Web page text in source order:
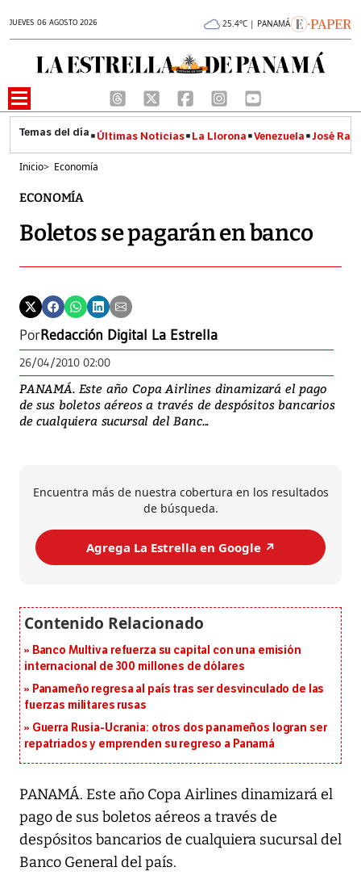
JUEVES 06 AGOSTO 2026 25.4°C | PANAMÁ
Últimas Noticias La Llorona Venezuela José
Inicio> Economía
ECONOMÍA
Boletos se pagarán en banco
PorRedacción Digital La Estrella
26/04/2010 02:00
PANAMÁ. Este año Copa Airlines dinamizará el pago
de sus boletos aéreos a través de despósitos bancarios
de cualquiera sucursal del Banc...
Encuentra más de nuestra cobertura en los resultados
de búsqueda.
Agrega La Estrella en Google ↗️
Banco Multiva refuerza su capital con una emisión
internacional de 300 millones de dólares
Panameño regresa al país tras ser desvinculado de las
fuerzas militares rusas
Guerra Rusia-Ucrania: otros dos panameños logran ser
repatriados y emprenden su regreso a Panamá
PANAMÁ. Este año Copa Airlines dinamizará el
pago de sus boletos aéreos a través de
despósitos bancarios de cualquiera sucursal del
Banco General del país.